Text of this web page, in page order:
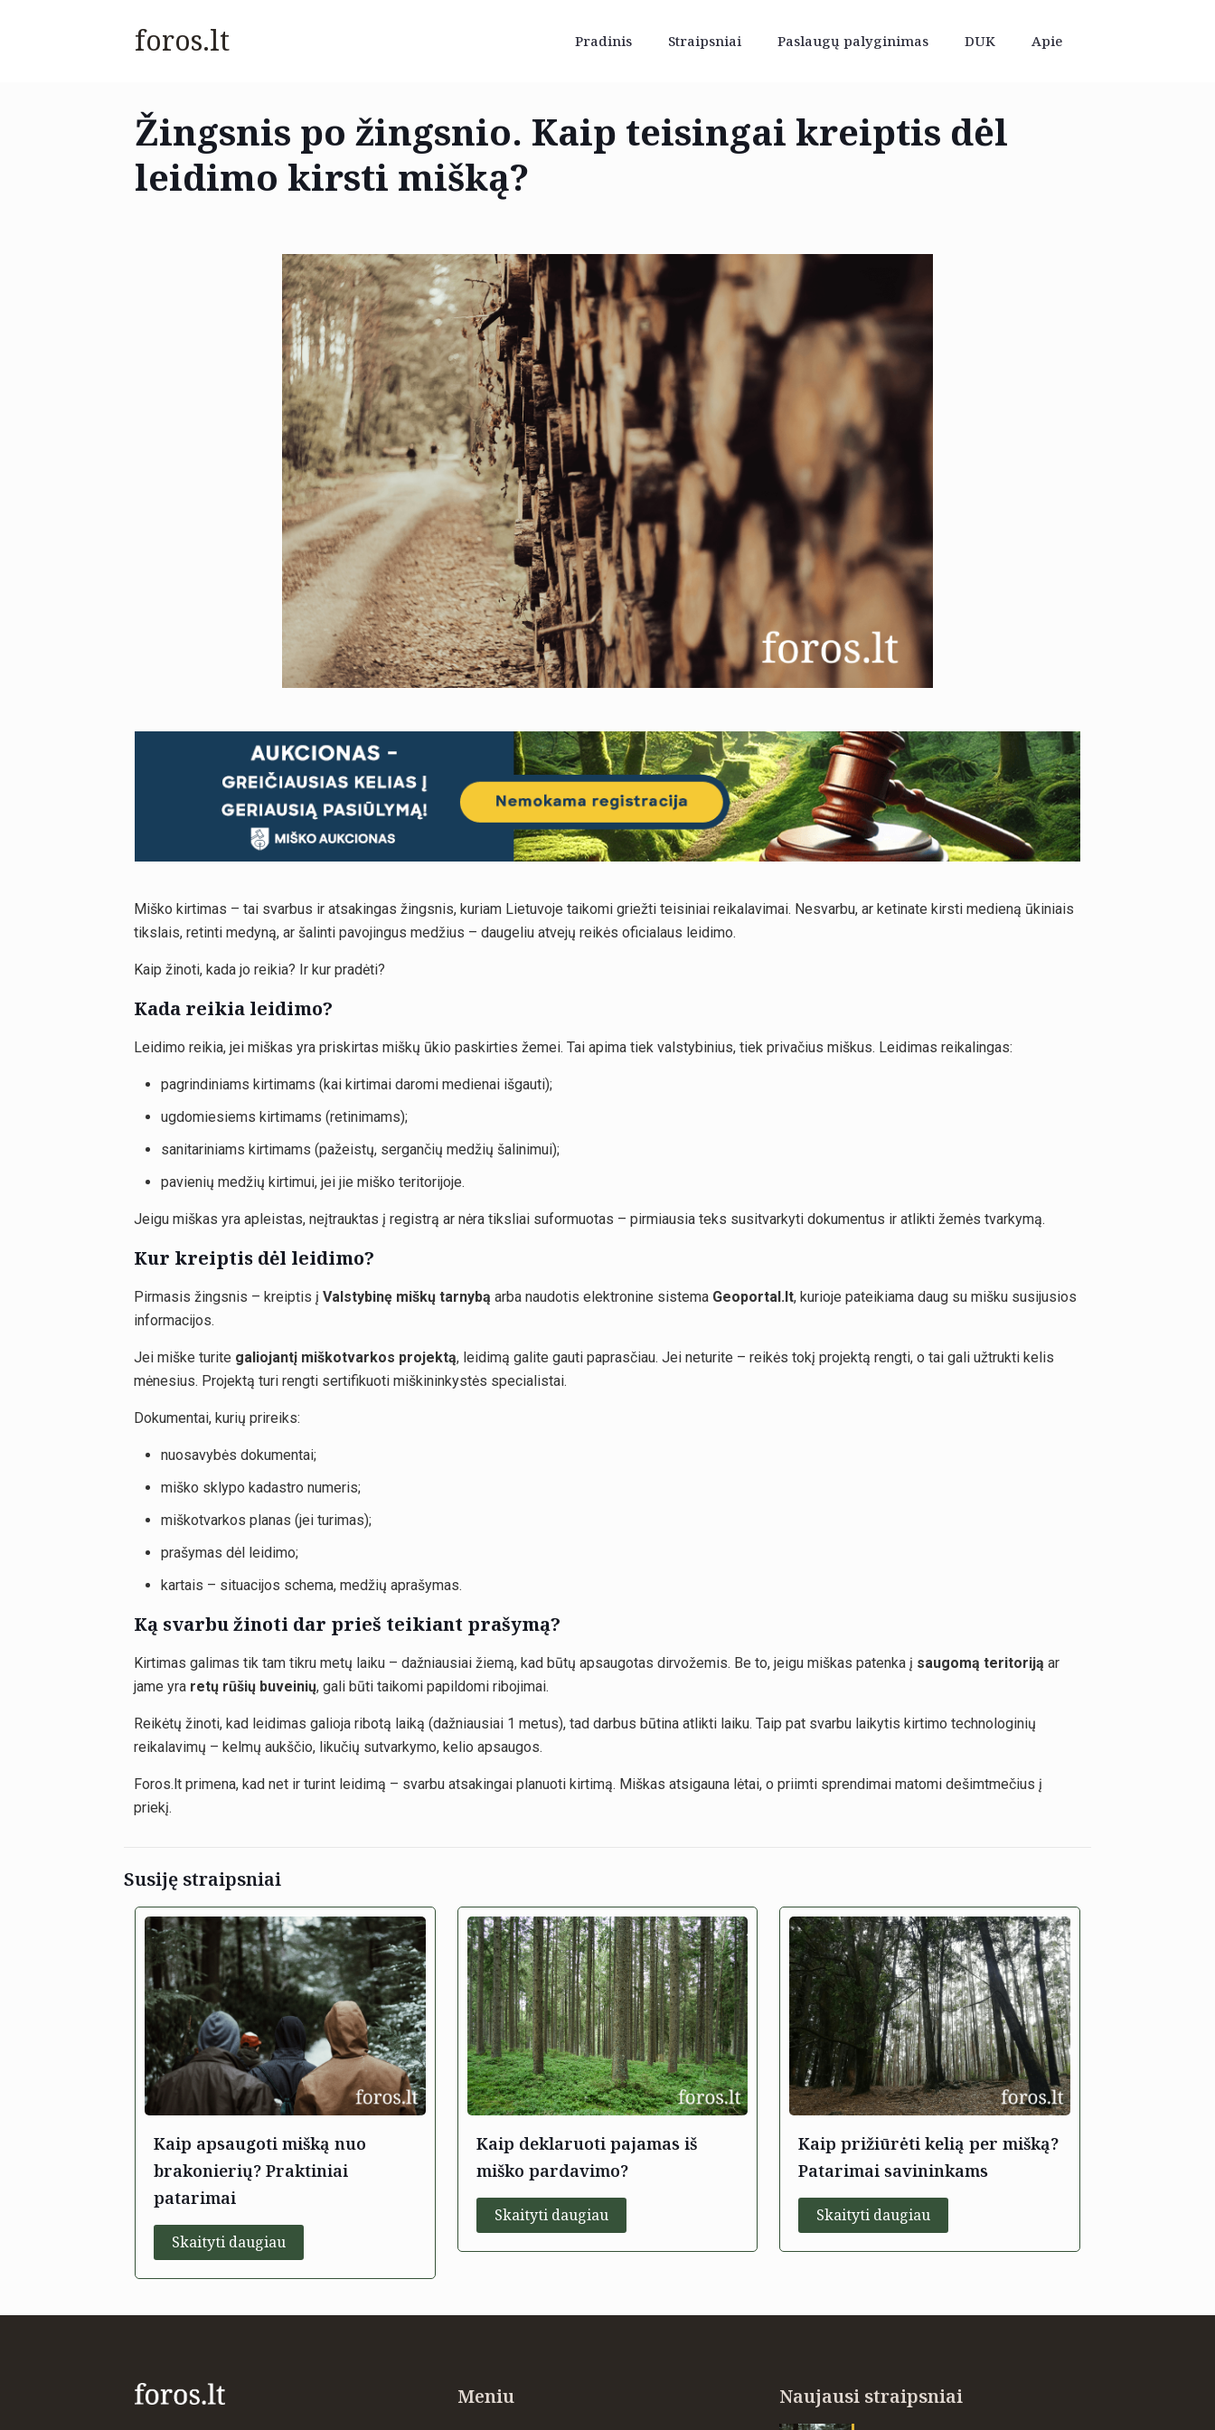
foros.lt Pradinis Straipsniai Paslaugų palyginimas DUK Apie
Žingsnis po žingsnio. Kaip teisingai kreiptis dėl
leidimo kirsti mišką?
Miško kirtimas – tai svarbus ir atsakingas žingsnis, kuriam Lietuvoje taikomi griežti teisiniai reikalavimai. Nesvarbu, ar ketinate kirsti medieną ūkiniais
tikslais, retinti medyną, ar šalinti pavojingus medžius – daugeliu atvejų reikės oficialaus leidimo.
Kaip žinoti, kada jo reikia? Ir kur pradėti?
Kada reikia leidimo?
Leidimo reikia, jei miškas yra priskirtas miškų ūkio paskirties žemei. Tai apima tiek valstybinius, tiek privačius miškus. Leidimas reikalingas:
pagrindiniams kirtimams (kai kirtimai daromi medienai išgauti);
ugdomiesiems kirtimams (retinimams);
sanitariniams kirtimams (pažeistų, sergančių medžių šalinimui);
pavienių medžių kirtimui, jei jie miško teritorijoje.
Jeigu miškas yra apleistas, neįtrauktas į registrą ar nėra tiksliai suformuotas – pirmiausia teks susitvarkyti dokumentus ir atlikti žemės tvarkymą.
Kur kreiptis dėl leidimo?
Pirmasis žingsnis – kreiptis į Valstybinę miškų tarnybą arba naudotis elektronine sistema Geoportal.lt, kurioje pateikiama daug su mišku susijusios
informacijos.
Jei miške turite galiojantį miškotvarkos projektą, leidimą galite gauti paprasčiau. Jei neturite – reikės tokį projektą rengti, o tai gali užtrukti kelis
mėnesius. Projektą turi rengti sertifikuoti miškininkystės specialistai.
Dokumentai, kurių prireiks:
nuosavybės dokumentai;
miško sklypo kadastro numeris;
miškotvarkos planas (jei turimas);
prašymas dėl leidimo;
kartais – situacijos schema, medžių aprašymas.
Ką svarbu žinoti dar prieš teikiant prašymą?
Kirtimas galimas tik tam tikru metų laiku – dažniausiai žiemą, kad būtų apsaugotas dirvožemis. Be to, jeigu miškas patenka į saugomą teritoriją ar
jame yra retų rūšių buveinių, gali būti taikomi papildomi ribojimai.
Reikėtų žinoti, kad leidimas galioja ribotą laiką (dažniausiai 1 metus), tad darbus būtina atlikti laiku. Taip pat svarbu laikytis kirtimo technologinių
reikalavimų – kelmų aukščio, likučių sutvarkymo, kelio apsaugos.
Foros.lt primena, kad net ir turint leidimą – svarbu atsakingai planuoti kirtimą. Miškas atsigauna lėtai, o priimti sprendimai matomi dešimtmečius į
priekį.
Susiję straipsniai
Kaip apsaugoti mišką nuo
brakonierių? Praktiniai
patarimai
Skaityti daugiau
Kaip deklaruoti pajamas iš
miško pardavimo?
Skaityti daugiau
Kaip prižiūrėti kelią per mišką?
Patarimai savininkams
Skaityti daugiau
Meniu Naujausi straipsniai